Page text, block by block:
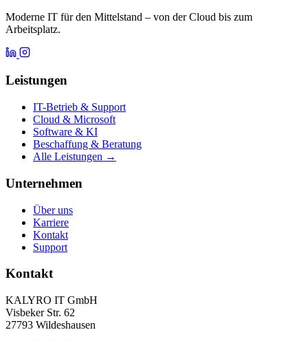
Moderne IT für den Mittelstand – von der Cloud bis zum
Arbeitsplatz.
Leistungen
IT-Betrieb & Support
Cloud & Microsoft
Software & KI
Beschaffung & Beratung
Alle Leistungen →
Unternehmen
Über uns
Karriere
Kontakt
Support
Kontakt
KALYRO IT GmbH
Visbeker Str. 62
27793 Wildeshausen